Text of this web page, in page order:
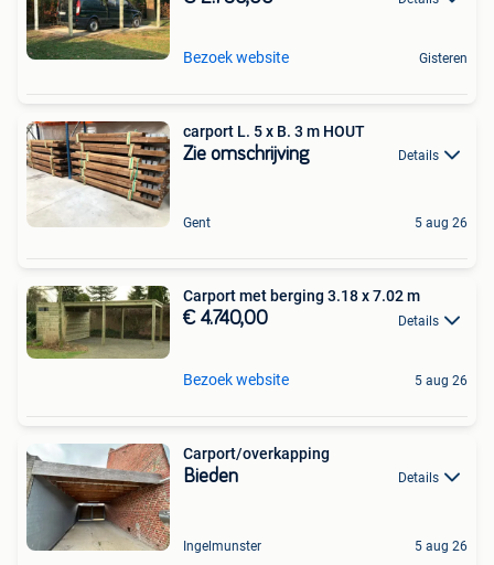
Bezoek website Gisteren
carport L. 5 x B. 3 m HOUT
Zie omschrijving Details
Gent 5 aug 26
Carport met berging 3.18 x 7.02 m
€ 4.740,00 Details
Bezoek website 5 aug 26
Carport/overkapping
Bieden Details
Ingelmunster 5 aug 26